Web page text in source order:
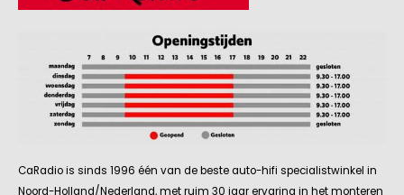
CaRadio is sinds 1996 één van de beste auto-hifi specialistwinkel in
Noord-Holland/Nederland, met ruim 30 jaar ervaring in het monteren